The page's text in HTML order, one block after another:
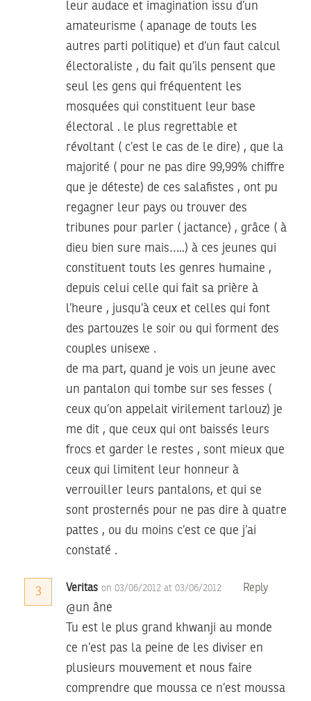
leur audace et imagination issu d’un
amateurisme ( apanage de touts les
autres parti politique) et d’un faut calcul
électoraliste , du fait qu’ils pensent que
seul les gens qui fréquentent les
mosquées qui constituent leur base
électoral . le plus regrettable et
révoltant ( c’est le cas de le dire) , que la
majorité ( pour ne pas dire 99,99% chiffre
que je déteste) de ces salafistes , ont pu
regagner leur pays ou trouver des
tribunes pour parler ( jactance) , grâce ( à
dieu bien sure mais…..) à ces jeunes qui
constituent touts les genres humaine ,
depuis celui celle qui fait sa prière à
l’heure , jusqu’à ceux et celles qui font
des partouzes le soir ou qui forment des
couples unisexe .
de ma part, quand je vois un jeune avec
un pantalon qui tombe sur ses fesses (
ceux qu’on appelait virilement tarlouz) je
me dit , que ceux qui ont baissés leurs
frocs et garder le restes , sont mieux que
ceux qui limitent leur honneur à
verrouiller leurs pantalons, et qui se
sont prosternés pour ne pas dire à quatre
pattes , ou du moins c’est ce que j’ai
constaté .
3 Veritas on 03/06/2012 at 03/06/2012 Reply
@un âne
Tu est le plus grand khwanji au monde
ce n’est pas la peine de les diviser en
plusieurs mouvement et nous faire
comprendre que moussa ce n’est moussa